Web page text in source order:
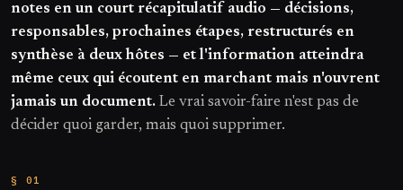
notes en un court récapitulatif audio — décisions,
responsables, prochaines étapes, restructurés en
synthèse à deux hôtes — et l'information atteindra
même ceux qui écoutent en marchant mais n'ouvrent
jamais un document. Le vrai savoir-faire n'est pas de
décider quoi garder, mais quoi supprimer.